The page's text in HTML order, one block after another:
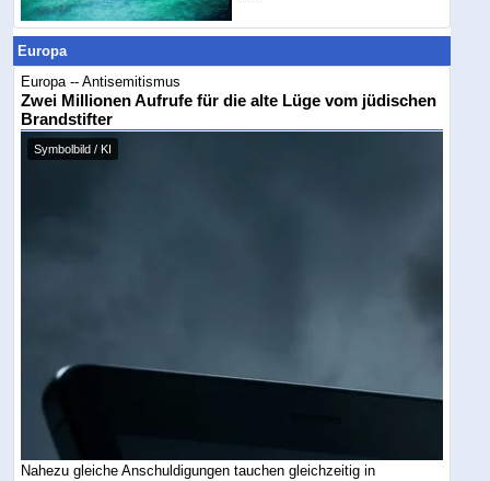
Europa
Europa -- Antisemitismus
Zwei Millionen Aufrufe für die alte Lüge vom jüdischen
Brandstifter
Symbolbild / KI
Nahezu gleiche Anschuldigungen tauchen gleichzeitig in